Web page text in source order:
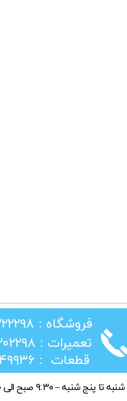
​فروشگاه : ۰۲۶۳۲۲۲۲۲۹۸
​تعمیرات : ۰۲۶۳۲۲۰۲۲۹۸
​قطعات : ۰۲۱۳۶۳۴۹۹۳۶
شنبه تا پنج شنبه – ۹:۳۰ صبح الی ۲۱:۰۰